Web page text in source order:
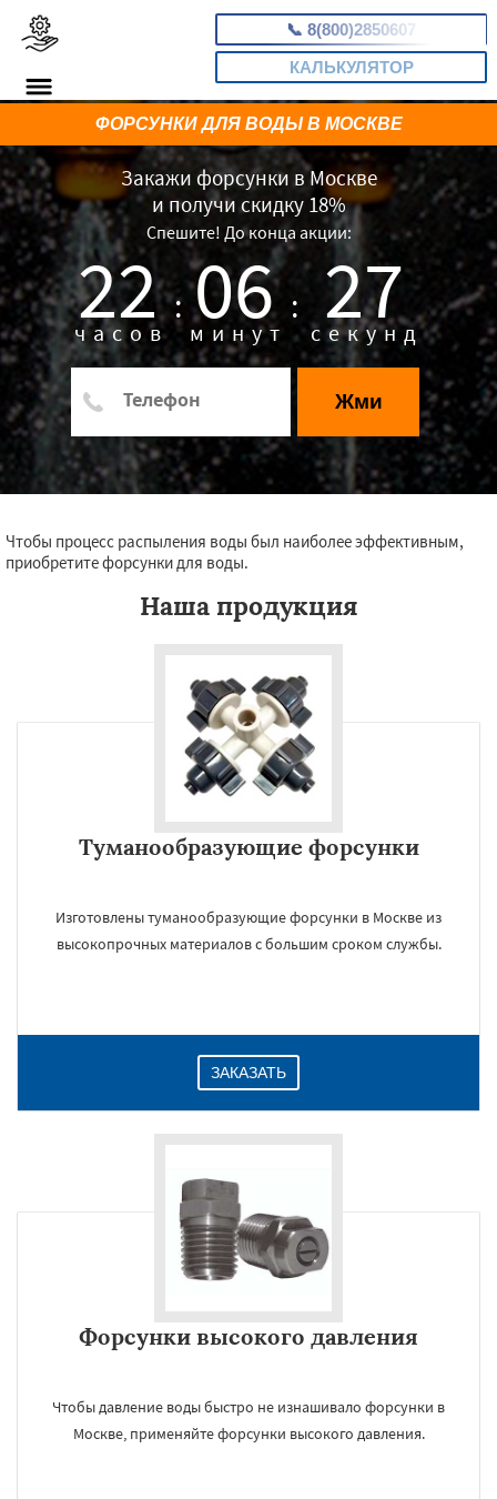
📞 8(800)2850607
КАЛЬКУЛЯТОР
Закажи форсунки в Москве
и получи скидку 18%
Спешите! До конца акции:
22 :
часов 06 :
минут 27
секунд
Жми
ФОРСУНКИ ДЛЯ ВОДЫ В МОСКВЕ
Чтобы процесс распыления воды был наиболее эффективным,
приобретите форсунки для воды.
Наша продукция
Туманообразующие форсунки
Изготовлены туманообразующие форсунки в Москве из
высокопрочных материалов с большим сроком службы.
ЗАКАЗАТЬ
Форсунки высокого давления
Чтобы давление воды быстро не изнашивало форсунки в
Москве, применяйте форсунки высокого давления.